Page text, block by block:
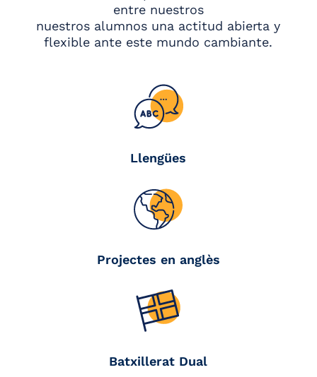
entre nuestros
nuestros alumnos una actitud abierta y
flexible ante este mundo cambiante.
Llengües
Projectes en anglès
Batxillerat Dual